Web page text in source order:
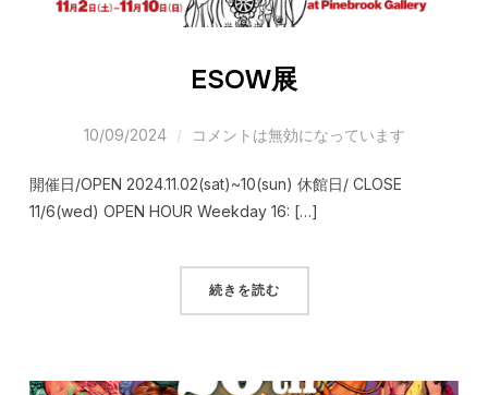
ESOW展
10/09/2024 コメントは無効になっています
開催日/OPEN 2024.11.02(sat)~10(sun) 休館日/ CLOSE
11/6(wed) OPEN HOUR Weekday 16: […]
続きを読む